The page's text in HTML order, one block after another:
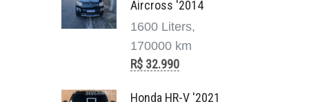
Aircross '2014
1600 Liters,
170000 km
R$ 32.990
Honda HR-V '2021